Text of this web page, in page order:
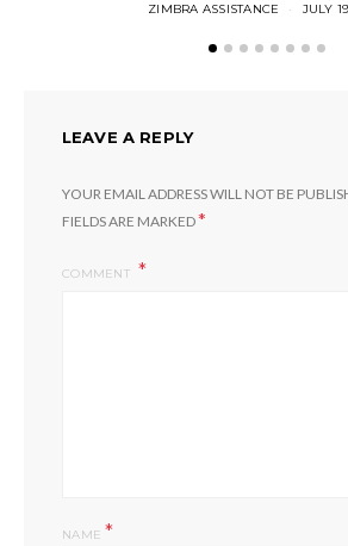
ZIMBRA ASSISTANCE JULY
LEAVE A REPLY
YOUR EMAIL ADDRESS WILL NOT BE
FIELDS ARE MARKED*
COMMENT
NAME *